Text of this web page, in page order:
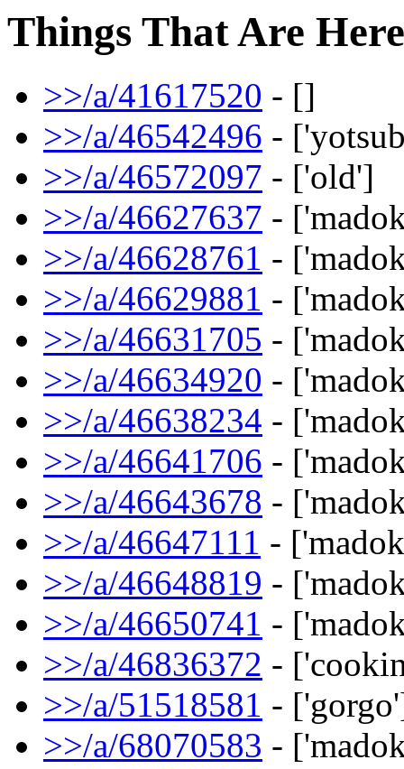
Things That Are Here
>>/a/41617520 - []
>>/a/46542496 -
>>/a/46572097 - ['old']
>>/a/46627637 -
>>/a/46628761 -
>>/a/46629881 -
>>/a/46631705 -
>>/a/46634920 -
>>/a/46638234 -
>>/a/46641706 -
>>/a/46643678 -
>>/a/46647111 -
>>/a/46648819 -
>>/a/46650741 -
>>/a/46836372 -
>>/a/51518581 -
>>/a/68070583 -